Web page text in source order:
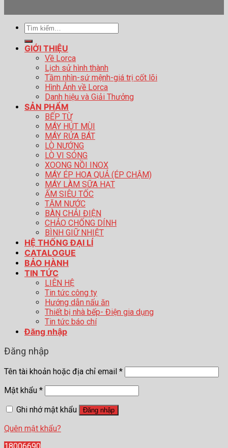
Tìm
kiếm:
GIỚI THIỆU
Về Lorca
Lịch sử hình thành
Tầm nhìn-sứ mệnh-giá trị cốt lõi
Hình Ảnh về Lorca
Danh hiệu và Giải Thưởng
SẢN PHẨM
BẾP TỪ
MÁY HÚT MÙI
MÁY RỬA BÁT
LÒ NƯỚNG
LÒ VI SÓNG
XOONG NỒI INOX
MÁY ÉP HOA QUẢ (ÉP CHẬM)
MÁY LÀM SỮA HẠT
ẤM SIÊU TỐC
TĂM NƯỚC
BÀN CHẢI ĐIỆN
CHẢO CHỐNG DÍNH
BÌNH GIỮ NHIỆT
HỆ THỐNG ĐẠI LÍ
CATALOGUE
BẢO HÀNH
TIN TỨC
LIÊN HỆ
Tin tức công ty
Hướng dẫn nấu ăn
Thiết bị nhà bếp- Điện gia dụng
Tin tức báo chí
Đăng nhập
Đăng nhập
Tên tài khoản hoặc địa chỉ email *
Mật khẩu *
Ghi nhớ mật khẩu
Đăng nhập
Quên mật khẩu?